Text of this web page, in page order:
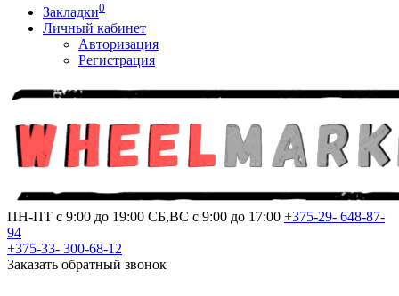
Закладки0
Личный кабинет
Авторизация
Регистрация
ПН-ПТ с 9:00 до 19:00 СБ,ВС с 9:00 до 17:00 +375-29- 648-87-
94
+375-33- 300-68-12
Заказать обратный звонок